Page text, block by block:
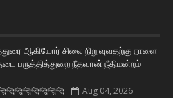
ஆகியோர் சிலை நிறுவுவதற்கு நாளை
பருத்தித்துறை நீதவான் நீதிமன்றம்
Aug 04, 2026